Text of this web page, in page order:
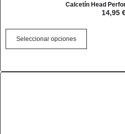
Calcetín Head
14,95
Seleccionar opciones